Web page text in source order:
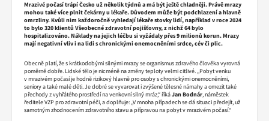
Mrazivé počasí trápí Česko už několik týdnů a má být ještě chladněji. Právě mrazy
mohou také více plnit čekárny u lékaře. Důvodem může být podchlazení a hlavně
omrzliny. Kvůli nim každoročně vyhledají lékaře stovky lidí, například v roce 2024
to bylo 320 klientů Všeobecné zdravotní pojišťovny, z nichž 64 bylo
hospitalizováno. Náklady na jejich léčbu si vyžádaly přes 9 milionů korun. Mrazy
mají negativní vliv i na lidi s chronickými onemocněními srdce, cév či plic.
Obecně platí, že s krátkodobými silnými mrazy se organismus zdravého člověka vyrovná
poměrně dobře. Lidské tělo je nicméně na změny teploty velmi citlivé. „Pobyt venku
v mrazivém počasí je hodně rizikový hlavně pro osoby s chronickými onemocněními,
seniory a také malé děti. Je dobré se vyvarovat i zvýšené tělesné námahy a omezit také
přechody z vyhřátého prostředí na venkovní silný mráz,“ říkáJan Bodnár, náměstek
ředitele VZP pro zdravotní péči, a doplňuje: „V mnoha případech se dá situaci předejít, už
samotným zhodnocením zdravotního stavu a přípravou na pobyt v mrazivém počasí.“